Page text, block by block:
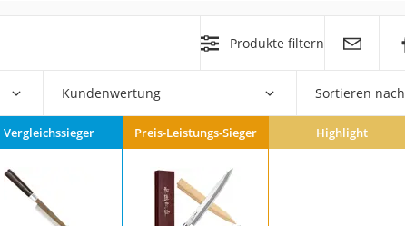
Produkte filtern
Kundenwertung Sortieren nach
Vergleichssieger Preis-Leistungs-Sieger Highlight